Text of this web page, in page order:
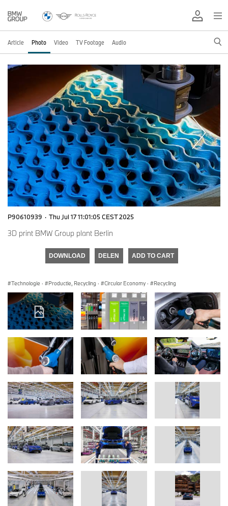
Article Photo Video TV Footage Audio
P90610939 · Thu Jul 17 11:01:05 CEST 2025
3D print BMW Group plant Berlin
DOWNLOAD DELEN ADD TO CART
Technologie · Productie, Recycling · Circular Economy · Recycling